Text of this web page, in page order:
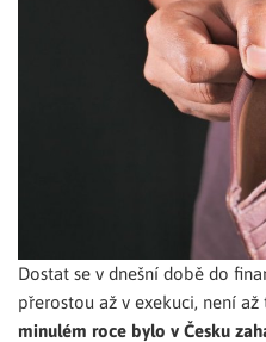
Dostat se v dnešní době do
přerostou až v exekuci, není
minulém roce bylo v Česku